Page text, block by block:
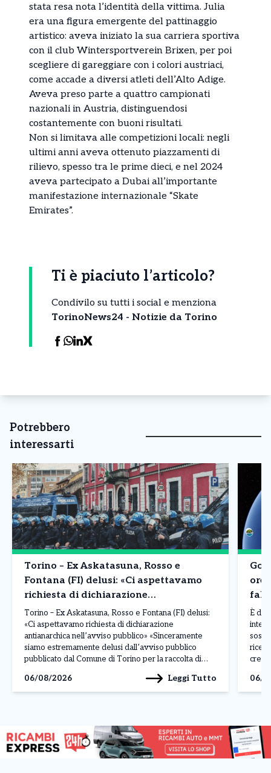
stata resa nota l’identità della vittima. Julia
era una figura emergente del pattinaggio
artistico: aveva iniziato la sua carriera sportiva
con il club Wintersportverein Brixen, per poi
scegliere di gareggiare con i colori austriaci,
come accade a diversi atleti dell’Alto Adige.
Aveva preso parte a quattro campionati
nazionali in Austria, distinguendosi
costantemente con buoni risultati.
Non si limitava alle competizioni locali: negli
ultimi anni aveva ottenuto piazzamenti di
rilievo, spesso tra le prime dieci, e nel 2024
aveva partecipato a Dubai all’importante
manifestazione internazionale “Skate
Emirates”.
Ti è piaciuto l’articolo?
Condivilo su tutti i social e menziona
TorinoNews24 - Notizie da Torino
Potrebbero
interessarti
Torino – Ex Askatasuna, Rosso e
Fontana (FI) delusi: «Ci aspettavamo
richiesta di dichiarazione
antianarchica nell’avviso pubblico»
Torino – Ex Askatasuna, Rosso e Fontana (FI) delusi:
«Ci aspettavamo richiesta di dichiarazione
antianarchica nell’avviso pubblico» «Sinceramente
siamo estremamente delusi dall’avviso pubblico
pubblicato dal Comune di Torino per la raccolta di
ospitava Askatasuna. Ci aspettavamo che,
sull’esempio del Comune di Rivoli per le richieste di
06/08/2026 Leggi Tutto
ore
È
La
06/